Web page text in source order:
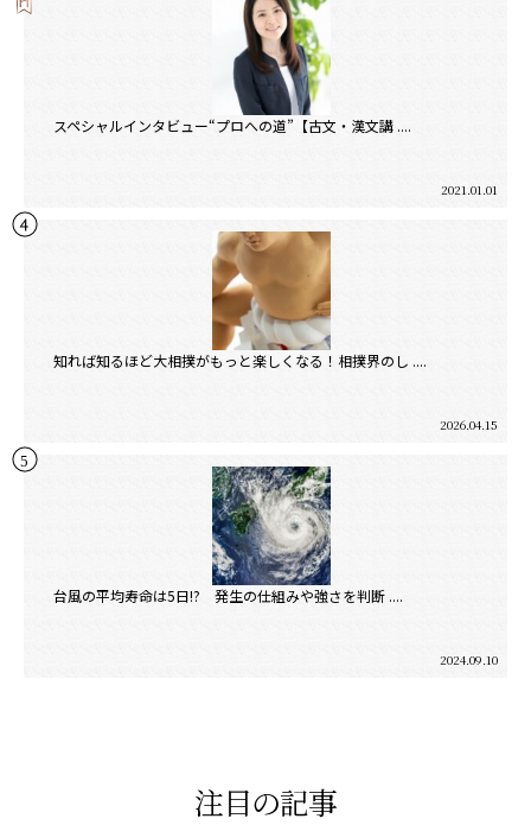
スペシャルインタビュー“プロへの道”【古文・漢文講 ....
2021.01.01
知れば知るほど大相撲がもっと楽しくなる！相撲界のし ....
2026.04.15
台風の平均寿命は5日!? 発生の仕組みや強さを判断 ....
2024.09.10
注目の記事